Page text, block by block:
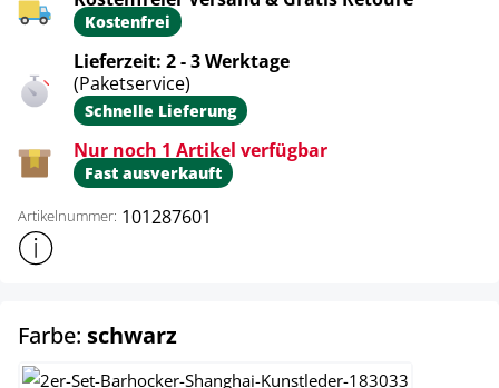
Kostenfrei
Lieferzeit: 2 - 3 Werktage
(Paketservice)
Schnelle Lieferung
Nur noch 1 Artikel verfügbar
Fast ausverkauft
Artikelnummer: 101287601
Weitere Produktinformationen anzeigen
Farbe: schwarzauswählen